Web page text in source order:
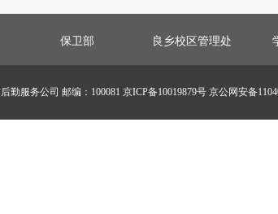
保卫部 良乡校区管理处
勤服务公司 邮编：100081 京ICP备10019879号 京公网安备